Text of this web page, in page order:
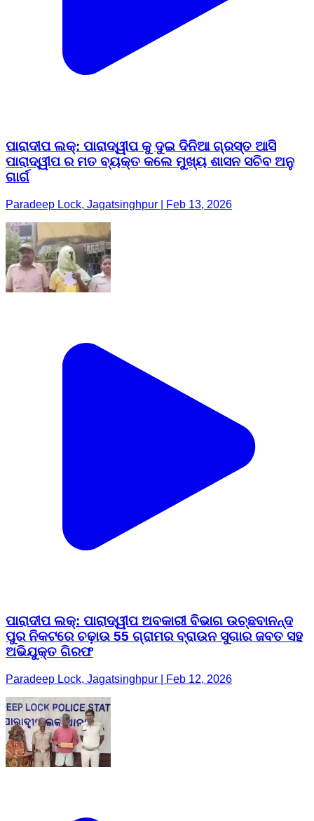
ପାରାଦୀପ ଲକ୍: ପାରାଦ୍ୱୀପ କୁ ଦୁଇ ଦିନିଆ ଗ୍ରସ୍ତ ଆସି
ପାରାଦ୍ୱୀପ ର ମତ ବ୍ୟକ୍ତ କଲେ ମୁଖ୍ୟ ଶାସନ ସଚିବ ଅନୁ
ଗାର୍ଗ
Paradeep Lock, Jagatsinghpur | Feb 13, 2026
ପାରାଦୀପ ଲକ୍: ପାରାଦ୍ୱୀପ ଅବକାରୀ ବିଭାଗ ଉଚ୍ଛବାନନ୍ଦ
ପୁର ନିକଟରେ ଚଢ଼ାଉ 55 ଗ୍ରାମର ବ୍ରାଉନ ସୁଗାର ଜବତ ସହ
ଅଭିଯୁକ୍ତ ଗିରଫ
Paradeep Lock, Jagatsinghpur | Feb 12, 2026